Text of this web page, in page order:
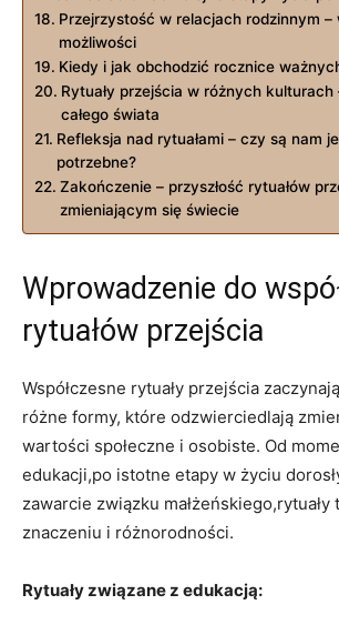
Przejrzystość w relacjach rodzinnym –
możliwości
Kiedy i jak obchodzić rocznice
Rytuały‍ przejścia w różnych kulturach
całego świata
Refleksja nad rytuałami ⁢– czy są nam
potrzebne?
Zakończenie – przyszłość rytuałów
zmieniającym‍ się świecie
Wprowadzenie do
rytuałów przejścia
Współczesne rytuały przejścia
różne formy, które odzwierciedlają
wartości społeczne⁢ i ⁤osobiste. Od
edukacji,po istotne etapy w życiu
zawarcie związku‌ małżeńskiego,rytuały
znaczeniu⁢ i różnorodności.
Rytuały związane z edukacją: